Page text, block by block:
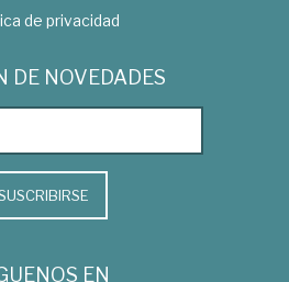
de privacidad
DE NOVEDADES
EN